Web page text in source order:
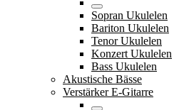
Sopran Ukulelen
Bariton Ukulelen
Tenor Ukulelen
Konzert Ukulelen
Bass Ukulelen
Akustische Bässe
Verstärker E-Gitarre